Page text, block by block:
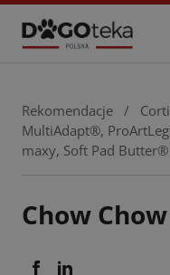
Rekomendacje /
MultiAdapt®,
maxy, Soft Pad Butter®
Chow Chow